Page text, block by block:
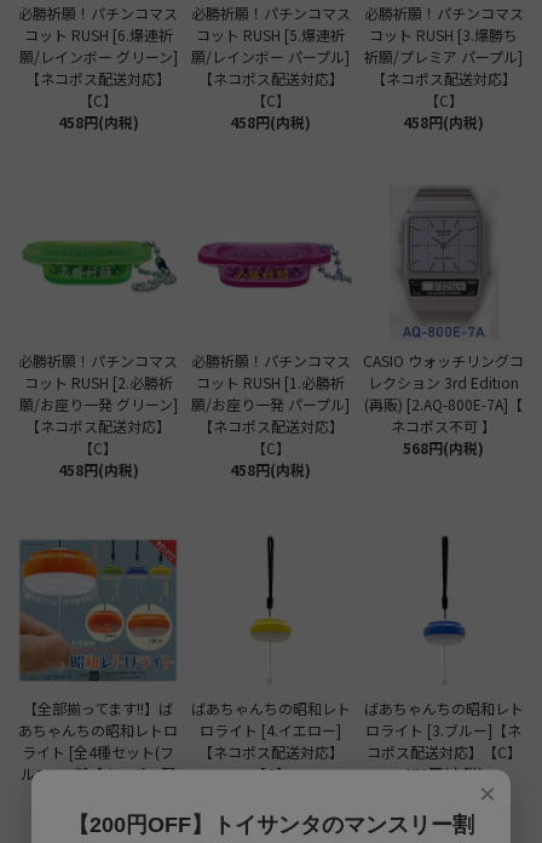
必勝祈願！パチンコマス
コット RUSH [6.爆連祈
願/レインボー グリーン]
【ネコポス配送対応】
【C】
458円(内税)
必勝祈願！パチンコマス
コット RUSH [5.爆連祈
願/レインボー パープル]
【ネコポス配送対応】
【C】
458円(内税)
必勝祈願！パチンコマス
コット RUSH [3.爆勝ち
祈願/プレミア パープル]
【ネコポス配送対応】
【C】
458円(内税)
必勝祈願！パチンコマス
コット RUSH [2.必勝祈
願/お座り一発 グリーン]
【ネコポス配送対応】
【C】
458円(内税)
必勝祈願！パチンコマス
コット RUSH [1.必勝祈
願/お座り一発 パープル]
【ネコポス配送対応】
【C】
458円(内税)
CASIO ウォッチリングコ
レクション 3rd Edition
(再販) [2.AQ-800E-7A]【
ネコポス不可 】
568円(内税)
【全部揃ってます!!】ば
あちゃんちの昭和レトロ
ライト [全4種セット(フ
ルコンプ)]【ネコポス配
2,100円(内税)
ばあちゃんちの昭和レト
ロライト [4.イエロー]
【ネコポス配送対応】
【C】
ばあちゃんちの昭和レト
ロライト [3.ブルー]【ネ
コポス配送対応】【C】
678円(内税)
×
【200円OFF】トイサンタのマンスリー割